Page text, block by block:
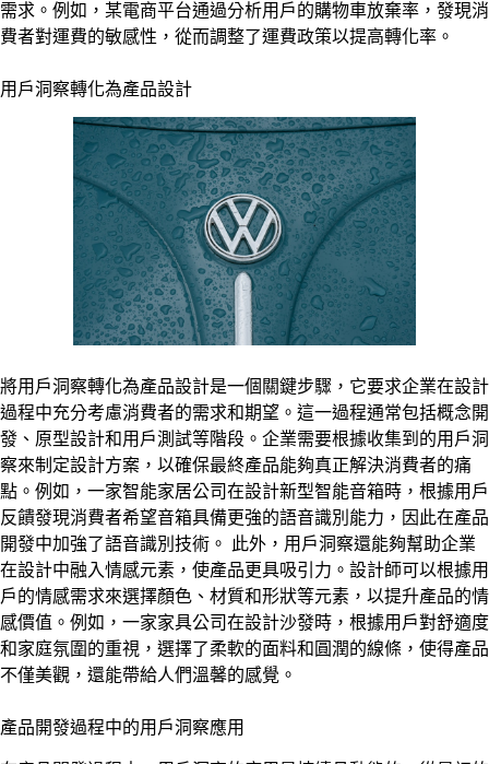
需求。例如，某電商平台通過分析用戶的購物車放棄率，發現消
費者對運費的敏感性，從而調整了運費政策以提高轉化率。
用戶洞察轉化為產品設計
將用戶洞察轉化為產品設計是一個關鍵步驟，它要求企業在設計
過程中充分考慮消費者的需求和期望。這一過程通常包括概念開
發、原型設計和用戶測試等階段。企業需要根據收集到的用戶洞
察來制定設計方案，以確保最終產品能夠真正解決消費者的痛
點。例如，一家智能家居公司在設計新型智能音箱時，根據用戶
反饋發現消費者希望音箱具備更強的語音識別能力，因此在產品
開發中加強了語音識別技術。 此外，用戶洞察還能夠幫助企業
在設計中融入情感元素，使產品更具吸引力。設計師可以根據用
戶的情感需求來選擇顏色、材質和形狀等元素，以提升產品的情
感價值。例如，一家家具公司在設計沙發時，根據用戶對舒適度
和家庭氛圍的重視，選擇了柔軟的面料和圓潤的線條，使得產品
不僅美觀，還能帶給人們溫馨的感覺。
產品開發過程中的用戶洞察應用